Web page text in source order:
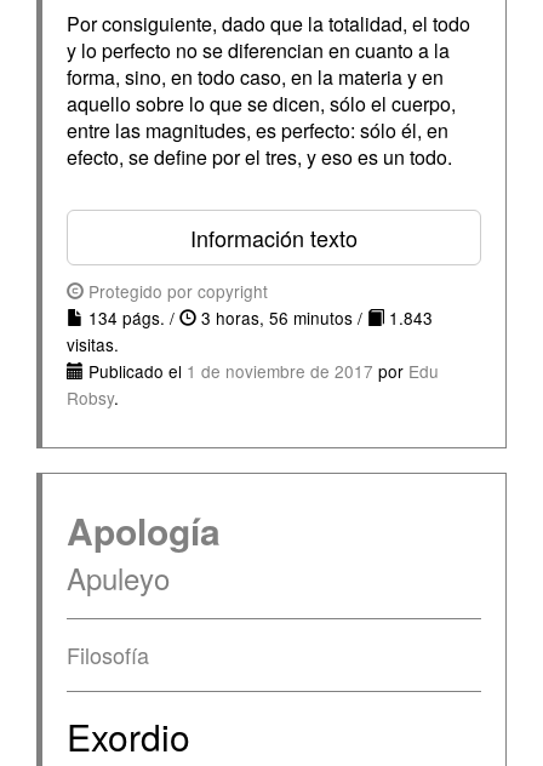
Por consiguiente, dado que la totalidad, el todo
y lo perfecto no se diferencian en cuanto a la
forma, sino, en todo caso, en la materia y en
aquello sobre lo que se dicen, sólo el cuerpo,
entre las magnitudes, es perfecto: sólo él, en
efecto, se define por el tres, y eso es un todo.
Información texto
Protegido por copyright
134 págs. /
3 horas, 56 minutos /
1.843
visitas.
Publicado el 1 de noviembre de 2017 por Edu
Robsy.
Apología
Apuleyo
Filosofía
Exordio